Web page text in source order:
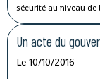
sécurité au niveau de
des Transports
sur toute activité
l’Aéroport de
Un acte du
Le 10/10/2016